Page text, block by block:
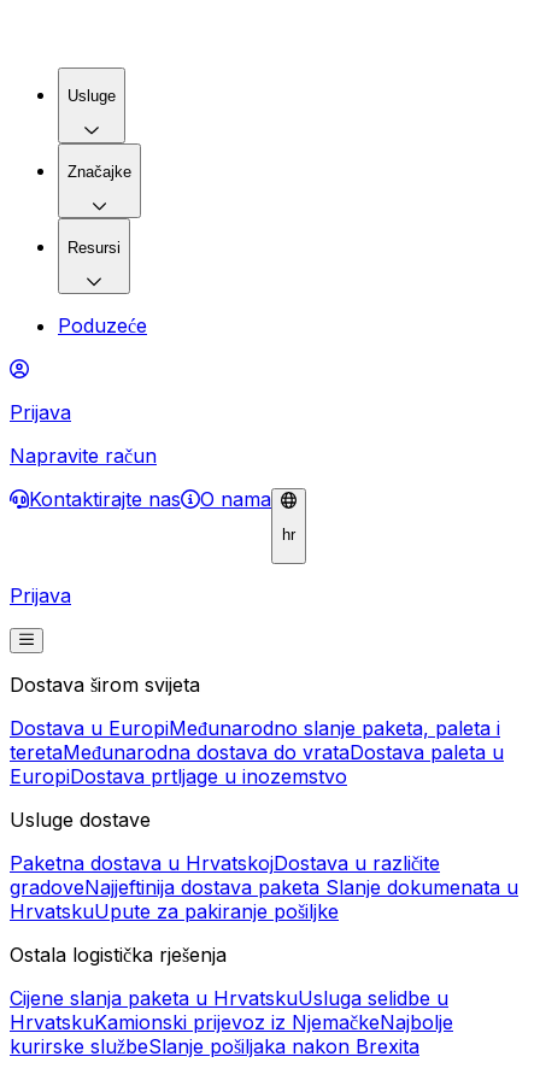
Usluge
Značajke
Resursi
Poduzeće
Prijava
Napravite račun
Kontaktirajte nas
O nama
hr
Prijava
Dostava širom svijeta
Dostava u EuropiMeđunarodno slanje paketa, paleta i
teretaMeđunarodna dostava do vrataDostava paleta u
EuropiDostava prtljage u inozemstvo
Usluge dostave
Paketna dostava u HrvatskojDostava u različite
gradoveNajjeftinija dostava paketa Slanje dokumenata u
HrvatskuUpute za pakiranje pošiljke
Ostala logistička rješenja
Cijene slanja paketa u HrvatskuUsluga selidbe u
HrvatskuKamionski prijevoz iz NjemačkeNajbolje
kurirske službeSlanje pošiljaka nakon Brexita